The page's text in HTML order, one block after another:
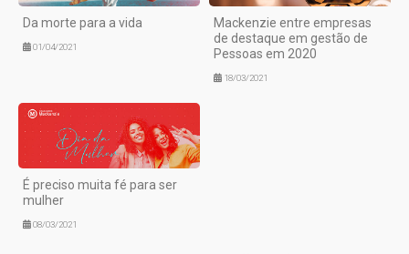
Da morte para a vida
01/04/2021
Mackenzie entre empresas
de destaque em gestão de
Pessoas em 2020
18/03/2021
É preciso muita fé para ser
mulher
08/03/2021